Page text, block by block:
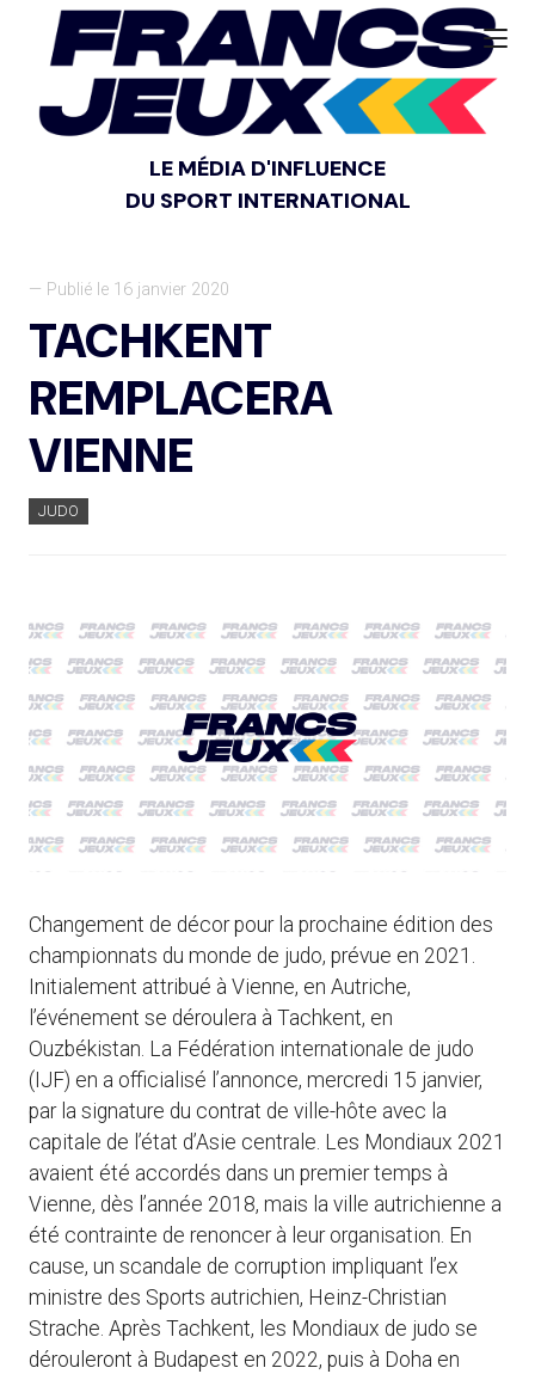
LE MÉDIA D'INFLUENCE
DU SPORT INTERNATIONAL
— Publié le 16 janvier 2020
TACHKENT
REMPLACERA
VIENNE
JUDO
Changement de décor pour la prochaine édition des
championnats du monde de judo, prévue en 2021.
Initialement attribué à Vienne, en Autriche,
l’événement se déroulera à Tachkent, en
Ouzbékistan. La Fédération internationale de judo
(IJF) en a officialisé l’annonce, mercredi 15 janvier,
par la signature du contrat de ville-hôte avec la
capitale de l’état d’Asie centrale. Les Mondiaux 2021
avaient été accordés dans un premier temps à
Vienne, dès l’année 2018, mais la ville autrichienne a
été contrainte de renoncer à leur organisation. En
cause, un scandale de corruption impliquant l’ex
ministre des Sports autrichien, Heinz-Christian
Strache. Après Tachkent, les Mondiaux de judo se
dérouleront à Budapest en 2022, puis à Doha en